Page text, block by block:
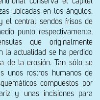
ubicadas en los ángulos.
el central sendos frisos de
punto respectivamente.
que originalmente
la actualidad se ha perdido
de la erosión. Tan sólo se
unos rostros humanos de
compuestos por
y unas incisiones para